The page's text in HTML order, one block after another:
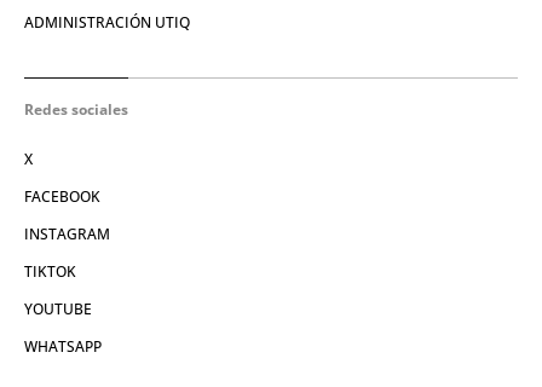
ADMINISTRACIÓN UTIQ
Redes sociales
X
FACEBOOK
INSTAGRAM
TIKTOK
YOUTUBE
WHATSAPP